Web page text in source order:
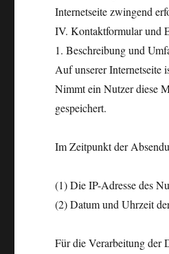
Internetseite zwingend
IV. Kontaktformular und
1. Beschreibung und
Auf unserer Internetseite
Nimmt ein Nutzer diese
gespeichert.
Im Zeitpunkt der
(1) Die IP-Adresse des
(2) Datum und Uhrzeit
Für die Verarbeitung der